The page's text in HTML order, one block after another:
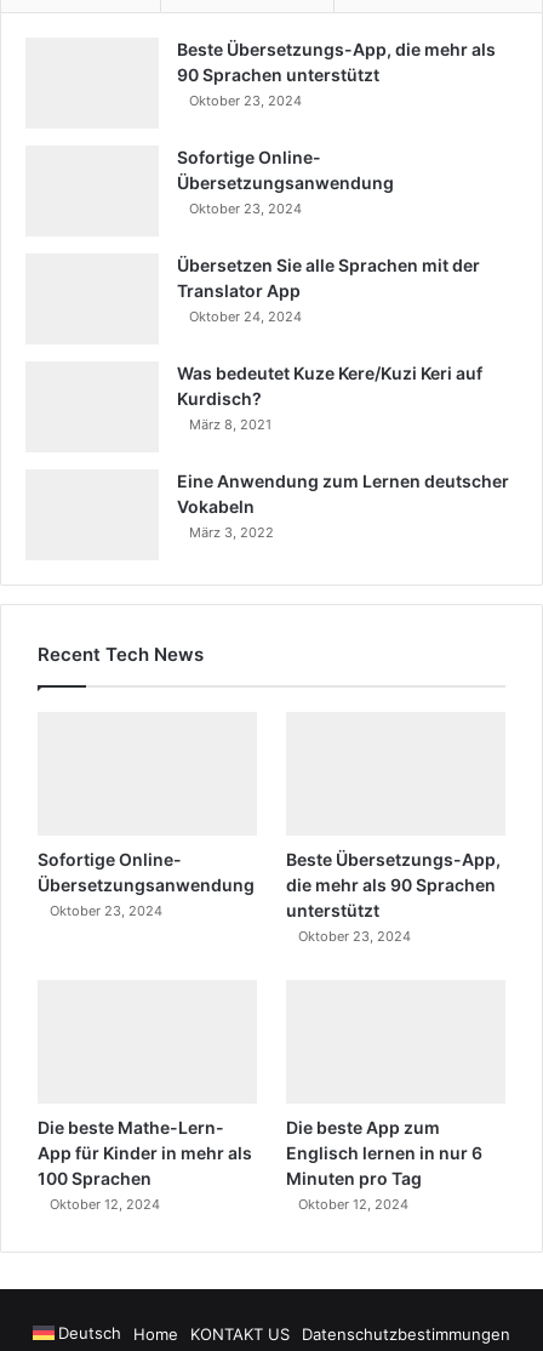
Beste Übersetzungs-App, die mehr als
90 Sprachen unterstützt
Oktober 23, 2024
Sofortige Online-
Übersetzungsanwendung
Oktober 23, 2024
Übersetzen Sie alle Sprachen mit der
Translator App
Oktober 24, 2024
Was bedeutet Kuze Kere/Kuzi Keri auf
Kurdisch?
März 8, 2021
Eine Anwendung zum Lernen deutscher
Vokabeln
März 3, 2022
Recent Tech News
Sofortige Online-
Übersetzungsanwendung
Oktober 23, 2024
Beste Übersetzungs-App,
die mehr als 90 Sprachen
unterstützt
Oktober 23, 2024
Die beste Mathe-Lern-
App für Kinder in mehr als
100 Sprachen
Oktober 12, 2024
Die beste App zum
Englisch lernen in nur 6
Minuten pro Tag
Oktober 12, 2024
Deutsch Home KONTAKT US Datenschutzbestimmungen